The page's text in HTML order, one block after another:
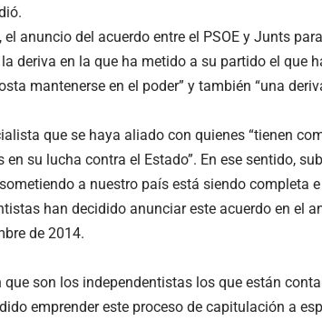
anuncio del acuerdo entre el PSOE y Junts
deriva en la que ha metido a su partido el que
mantenerse en el poder” y también “una
que se haya aliado con quienes “tienen
en su lucha contra el Estado”. En ese sentido,
a nuestro país está siendo completa
han decidido anunciar este acuerdo en el
de 2014.
que son los independentistas los que están
emprender este proceso de capitulación a